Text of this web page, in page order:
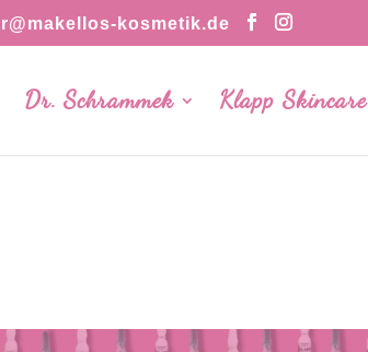
kosmetik.de
Dr. Schrammek Klapp Skincare